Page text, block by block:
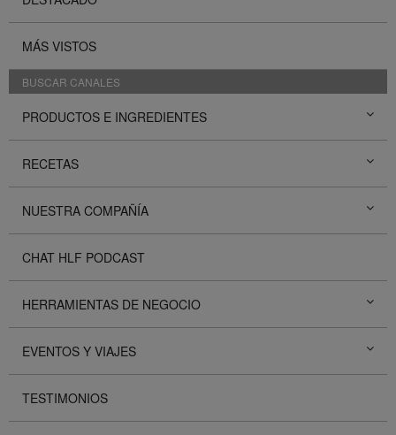
MÁS VISTOS
BUSCAR CANALES
PRODUCTOS E INGREDIENTES
RECETAS
NUESTRA COMPAÑÍA
CHAT HLF PODCAST
HERRAMIENTAS DE NEGOCIO
EVENTOS Y VIAJES
TESTIMONIOS